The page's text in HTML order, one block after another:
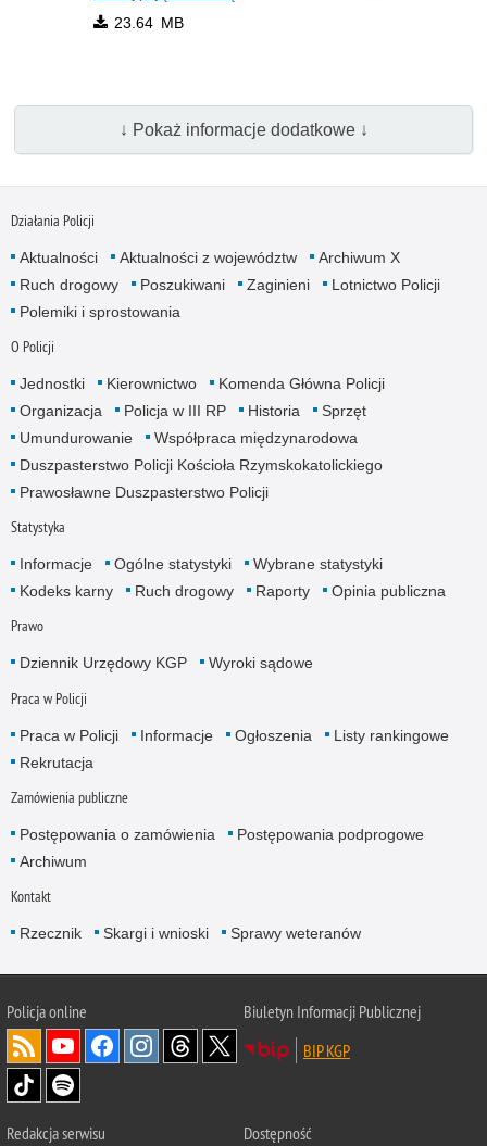
23.64 MB
↓ Pokaż informacje dodatkowe ↓
Działania Policji
Aktualności Aktualności z województw
Archiwum X
Ruch drogowy
Poszukiwani Zaginieni
Lotnictwo Policji
Polemiki i sprostowania
O Policji
Jednostki Kierownictwo
Komenda Główna Policji
Organizacja
Policja w III RP Historia
Sprzęt
Umundurowanie
Współpraca międzynarodowa
Duszpasterstwo Policji Kościoła Rzymskokatolickiego
Prawosławne Duszpasterstwo Policji
Statystyka
Informacje Ogólne statystyki
Wybrane statystyki
Kodeks karny
Ruch drogowy Raporty Opinia publiczna
Prawo
Dziennik Urzędowy KGP Wyroki sądowe
Praca w Policji
Praca w Policji Informacje Ogłoszenia
Listy rankingowe
Rekrutacja
Zamówienia publiczne
Postępowania o zamówienia
Postępowania podprogowe
Archiwum
Kontakt
Rzecznik Skargi i wnioski Sprawy weteranów
Policjaonline
Biuletyn Informacji Publicznej
BIP KGP
Redakcja serwisu Dostępność